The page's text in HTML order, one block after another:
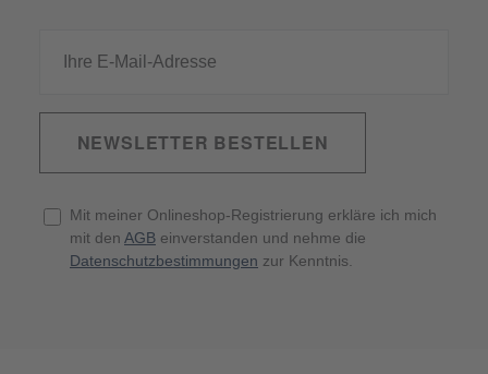
NEWSLETTER BESTELLEN
Mit meiner Onlineshop-Registrierung erkläre ich mich
mit den AGB einverstanden und nehme die
Datenschutzbestimmungen zur Kenntnis.